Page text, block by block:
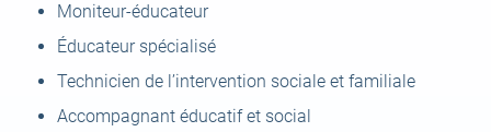
Moniteur-éducateur
Éducateur spécialisé
Technicien de l’intervention sociale et familiale
Accompagnant éducatif et social